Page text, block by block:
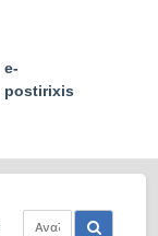
e-
postirixis